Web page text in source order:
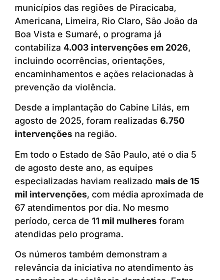
municípios das regiões de Piracicaba,
Americana, Limeira, Rio Claro, São João da
Boa Vista e Sumaré, o programa já
contabiliza 4.003 intervenções em 2026,
incluindo ocorrências, orientações,
encaminhamentos e ações relacionadas à
prevenção da violência.
Desde a implantação do Cabine Lilás, em
agosto de 2025, foram realizadas 6.750
intervenções na região.
Em todo o Estado de São Paulo, até o dia 5
de agosto deste ano, as equipes
especializadas haviam realizado mais de 15
mil intervenções, com média aproximada de
67 atendimentos por dia. No mesmo
período, cerca de 11 mil mulheres foram
atendidas pelo programa.
Os números também demonstram a
relevância da iniciativa no atendimento às